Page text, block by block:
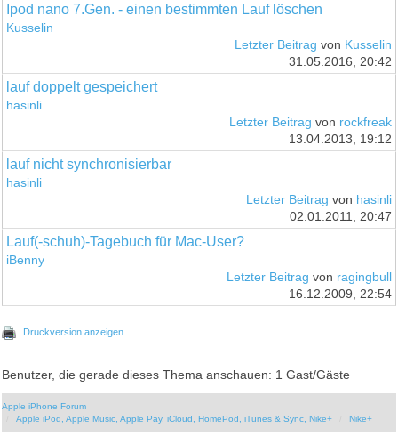
Ipod nano 7.Gen. - einen bestimmten Lauf löschen
Kusselin
Letzter Beitrag von Kusselin
31.05.2016, 20:42
lauf doppelt gespeichert
hasinli
Letzter Beitrag von rockfreak
13.04.2013, 19:12
lauf nicht synchronisierbar
hasinli
Letzter Beitrag von hasinli
02.01.2011, 20:47
Lauf(-schuh)-Tagebuch für Mac-User?
iBenny
Letzter Beitrag von ragingbull
16.12.2009, 22:54
Druckversion anzeigen
Benutzer, die gerade dieses Thema anschauen: 1 Gast/Gäste
Apple iPhone Forum
Apple iPod, Apple Music, Apple Pay, iCloud, HomePod, iTunes & Sync, Nike+
Nike+